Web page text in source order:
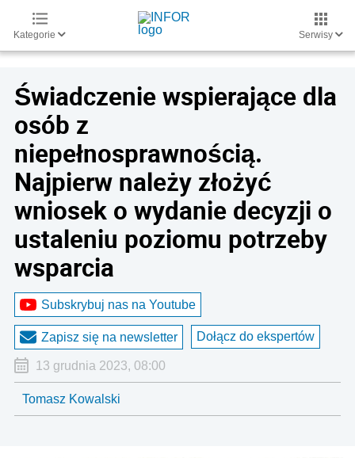
Kategorie Serwisy
Świadczenie wspierające dla
osób z
niepełnosprawnością.
Najpierw należy złożyć
wniosek o wydanie decyzji o
ustaleniu poziomu potrzeby
wsparcia
Subskrybuj nas na Youtube
Zapisz się na newsletter Dołącz do ekspertów
13 grudnia 2023, 08:00
Tomasz Kowalski